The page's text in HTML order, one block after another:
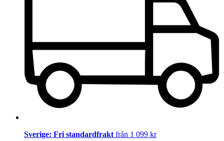
Sverige: Fri standardfrakt från 1 099 kr